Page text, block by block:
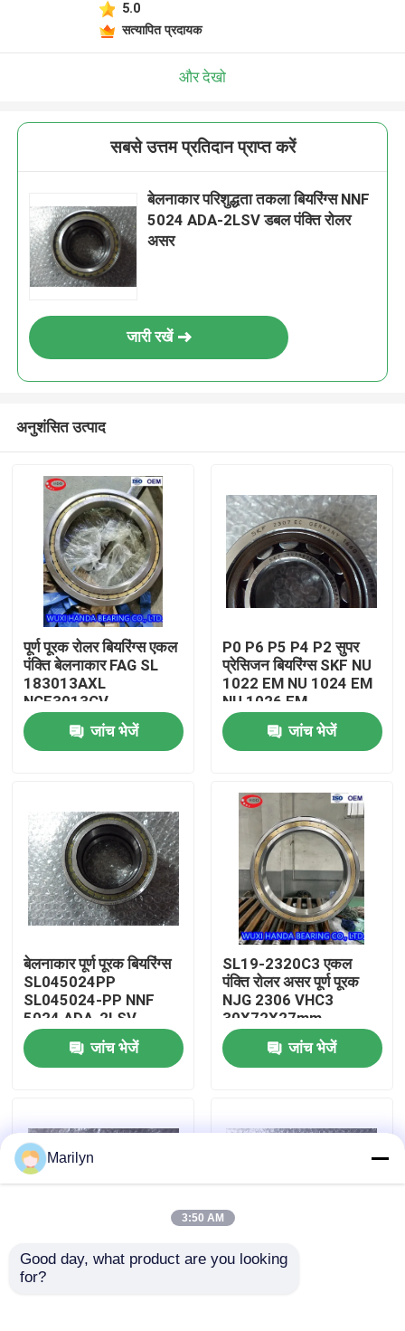
उत्पादों
हमारे बारे में
कारखाना भ्रमण
गुणवत्ता नियंत्रण
समाचार
शंकु बेलन बेयरिंग
5.0
सत्यापित प्रदायक
और देखो
सबसे उत्तम प्रतिदान प्राप्त करें
बेलनाकार परिशुद्धता तकला बियरिंग्स NNF
5024 ADA-2LSV डबल पंक्ति रोलर
असर
जारी रखें
अनुशंसित उत्पाद
पूर्ण पूरक रोलर बियरिंग्स एकल
पंक्ति बेलनाकार FAG SL
183013AXL
NCF3013CV
जांच भेजें
P0 P6 P5 P4 P2 सुपर
प्रेसिजन बियरिंग्स SKF NU
1022 EM NU 1024 EM
NU 1026 EM
जांच भेजें
बेलनाकार पूर्ण पूरक बियरिंग्स
SL045024PP
SL045024-PP NNF
5024 ADA-2LSV
जांच भेजें
SL19-2320C3 एकल
पंक्ति रोलर असर पूर्ण पूरक
NJG 2306 VHC3
30X72X27mm
जांच भेजें
डबल पंक्ति सिलेंडर रोलर
Marilyn
3:50 AM
Good day, what product are you looking
for?